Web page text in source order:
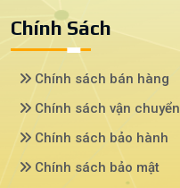
Chính Sách
Chính sách bán hàng
Chính sách vận chuyển
Chính sách bảo hành
Chính sách bảo mật